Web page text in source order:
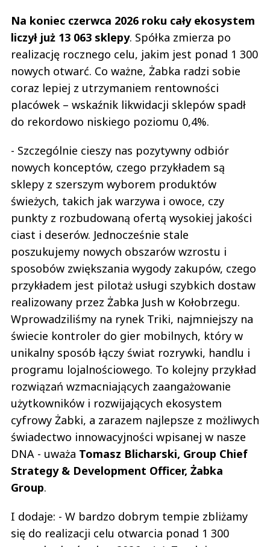
Na koniec czerwca 2026 roku cały ekosystem
liczył już 13 063 sklepy. Spółka zmierza po
realizację rocznego celu, jakim jest ponad 1 300
nowych otwarć. Co ważne, Żabka radzi sobie
coraz lepiej z utrzymaniem rentowności
placówek – wskaźnik likwidacji sklepów spadł
do rekordowo niskiego poziomu 0,4%.
- Szczególnie cieszy nas pozytywny odbiór
nowych konceptów, czego przykładem są
sklepy z szerszym wyborem produktów
świeżych, takich jak warzywa i owoce, czy
punkty z rozbudowaną ofertą wysokiej jakości
ciast i deserów. Jednocześnie stale
poszukujemy nowych obszarów wzrostu i
sposobów zwiększania wygody zakupów, czego
przykładem jest pilotaż usługi szybkich dostaw
realizowany przez Żabka Jush w Kołobrzegu.
Wprowadziliśmy na rynek Triki, najmniejszy na
świecie kontroler do gier mobilnych, który w
unikalny sposób łączy świat rozrywki, handlu i
programu lojalnościowego. To kolejny przykład
rozwiązań wzmacniających zaangażowanie
użytkowników i rozwijających ekosystem
cyfrowy Żabki, a zarazem najlepsze z możliwych
świadectwo innowacyjności wpisanej w nasze
DNA - uważa Tomasz Blicharski, Group Chief
Strategy & Development Officer, Żabka
Group.
I dodaje: - W bardzo dobrym tempie zbliżamy
się do realizacji celu otwarcia ponad 1 300